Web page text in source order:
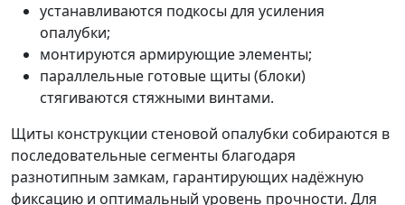
устанавливаются подкосы для усиления
опалубки;
монтируются армирующие элементы;
параллельные готовые щиты (блоки)
стягиваются стяжными винтами.
Щиты конструкции стеновой опалубки собираются в
последовательные сегменты благодаря
разнотипным замкам, гарантирующих надёжную
фиксацию и оптимальный уровень прочности. Для